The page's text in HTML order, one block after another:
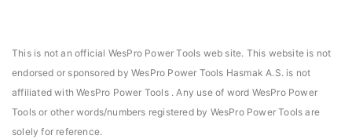
This is not an official WesPro Power Tools web site. This website is not
endorsed or sponsored by WesPro Power Tools Hasmak A.S. is not
affiliated with WesPro Power Tools . Any use of word WesPro Power
Tools or other words/numbers registered by WesPro Power Tools are
solely for reference.